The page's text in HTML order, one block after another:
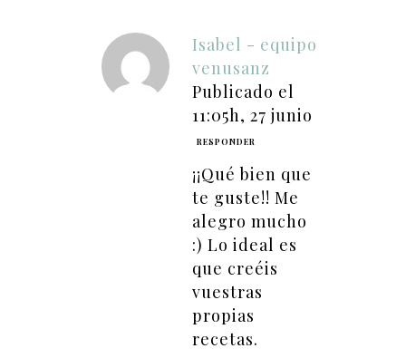
Isabel - equipo
venusanz
Publicado el
11:05h, 27 junio
RESPONDER
¡¡Qué bien que
te guste!! Me
alegro mucho
:) Lo ideal es
que creéis
vuestras
propias
recetas.